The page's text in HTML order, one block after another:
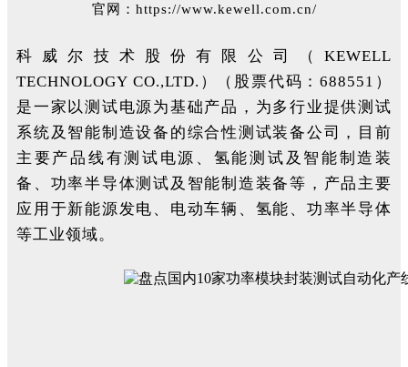
官网： https://www.kewell.com.cn/
科威尔技术股份有限公司（KEWELL
TECHNOLOGY CO.,LTD.）（股票代码：688551）
是一家以测试电源为基础产品，为多行业提供测试
系统及智能制造设备的综合性测试装备公司，目前
主要产品线有测试电源、氢能测试及智能制造装
备、功率半导体测试及智能制造装备等，产品主要
应用于新能源发电、电动车辆、氢能、功率半导体
等工业领域。